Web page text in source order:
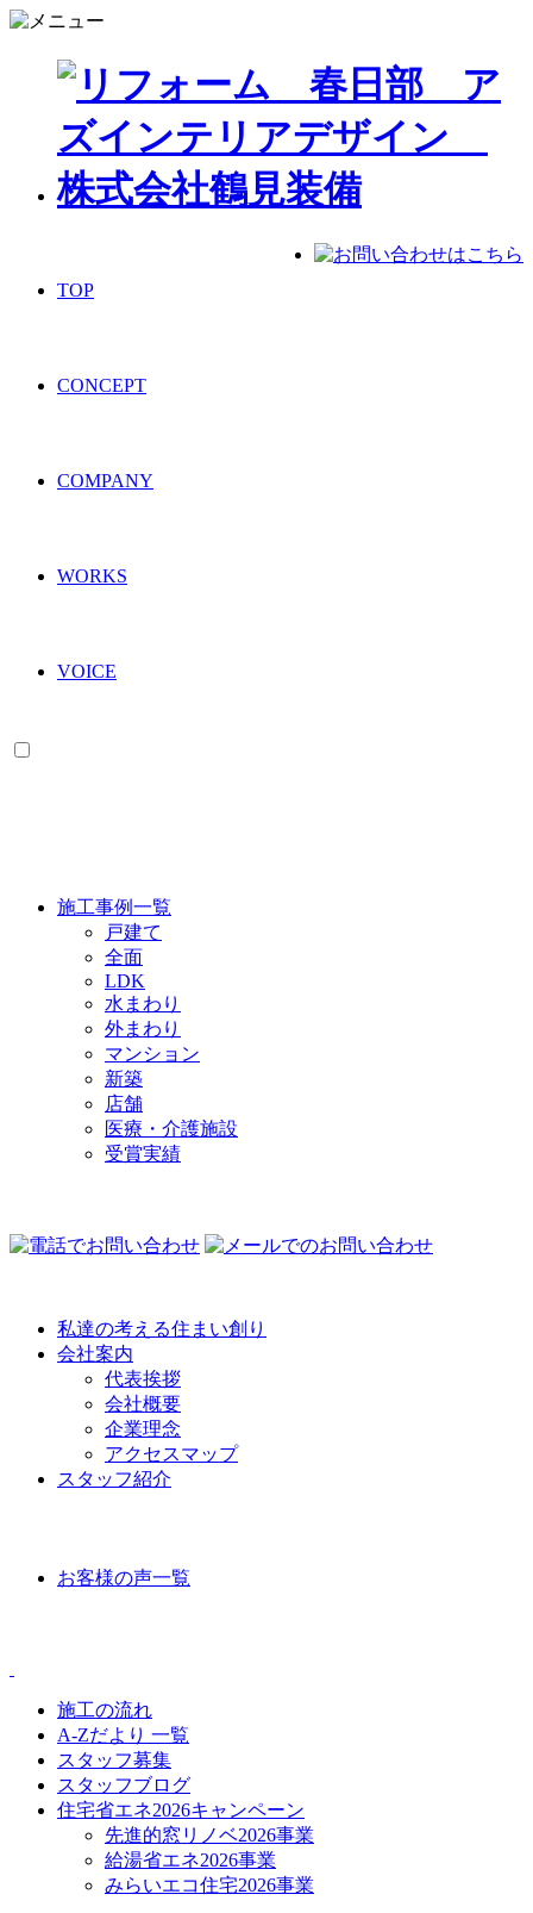
TOP
CONCEPT
COMPANY
WORKS
VOICE
施工事例一覧
戸建て
全面
LDK
水まわり
外まわり
マンション
新築
店舗
医療・介護施設
受賞実績
私達の考える住まい創り
会社案内
代表挨拶
会社概要
企業理念
アクセスマップ
スタッフ紹介
お客様の声一覧
施工の流れ
A-Zだより 一覧
スタッフ募集
スタッフブログ
住宅省エネ2026キャンペーン
先進的窓リノベ2026事業
給湯省エネ2026事業
みらいエコ住宅2026事業